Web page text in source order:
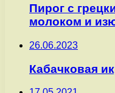
Пирог с
молоком и
26.06.2023
Кабачковая